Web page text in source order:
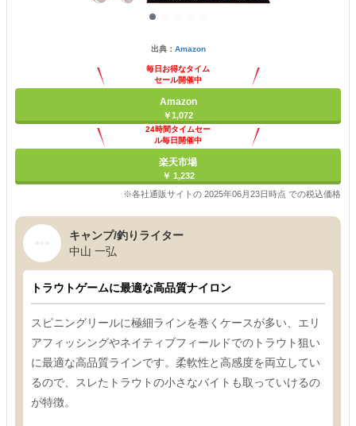
出典： Amazon
毎日お得なタイム
セール開催中
Amazon
￥1,072
24時間タイムセー
ル毎日開催中
楽天市場
￥ 1,232
※各社通販サイトの 2025年06月23日時点 での税込価格
キャンプ/釣りライター
中山 一弘
トラウトゲームに最適な高品質ナイロン
スピニングリールに極細ラインを巻くケースが多い、エリ
アフィッシングやネイティブフィールドでのトラウト狙い
に最適な高品質ラインです。柔軟性と高感度を両立してい
るので、スレたトラウトの小さなバイトも取っていけるの
が特徴。